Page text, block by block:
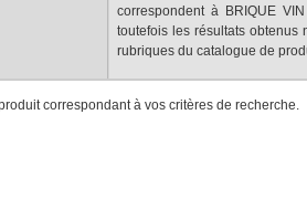
correspondent à BRIQUE
toutefois les résultats obtenus
rubriques du catalogue de
produit correspondant à vos critères de recherche.